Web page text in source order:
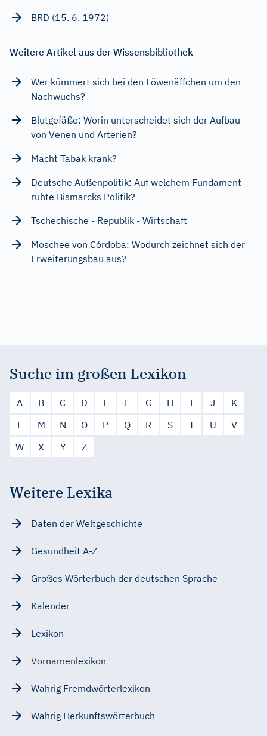
BRD (15. 6. 1972)
Weitere Artikel aus der Wissensbibliothek
Wer kümmert sich bei den Löwenäffchen um den
Nachwuchs?
Blutgefäße: Worin unterscheidet sich der Aufbau
von Venen und Arterien?
Macht Tabak krank?
Deutsche Außenpolitik: Auf welchem Fundament
ruhte Bismarcks Politik?
Tschechische - Republik - Wirtschaft
Moschee von Córdoba: Wodurch zeichnet sich der
Erweiterungsbau aus?
Suche im großen Lexikon
A B C D E F G H I J
K
L
M N O P Q R S T U
V
W
X Y Z
Weitere Lexika
Daten der Weltgeschichte
Gesundheit A-Z
Großes Wörterbuch der deutschen Sprache
Kalender
Lexikon
Vornamenlexikon
Wahrig Fremdwörterlexikon
Wahrig Herkunftswörterbuch